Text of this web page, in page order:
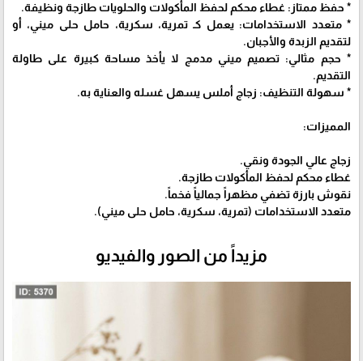
* حفظ ممتاز: غطاء محكم لحفظ المأكولات والحلويات طازجة ونظيفة.
* متعدد الاستخدامات: يعمل كـ تمرية، سكرية، حامل حلى ميني، أو
لتقديم الزبدة والأجبان.
* حجم مثالي: تصميم ميني مدمج لا يأخذ مساحة كبيرة على طاولة
التقديم.
* سهولة التنظيف: زجاج أملس يسهل غسله والعناية به.
المميزات:
زجاج عالي الجودة ونقي.
غطاء محكم لحفظ المأكولات طازجة.
نقوش بارزة تضفي مظهراً جمالياً فخماً.
متعدد الاستخدامات (تمرية، سكرية، حامل حلى ميني).
مزيداً من الصور والفيديو